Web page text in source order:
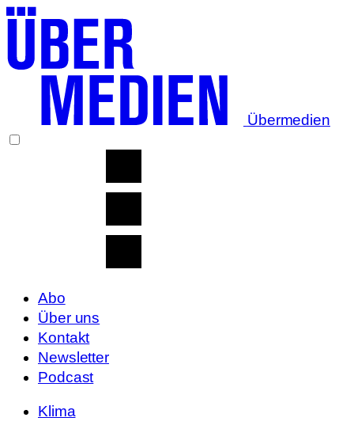
Übermedien
Abo
Über uns
Kontakt
Newsletter
Podcast
Klima